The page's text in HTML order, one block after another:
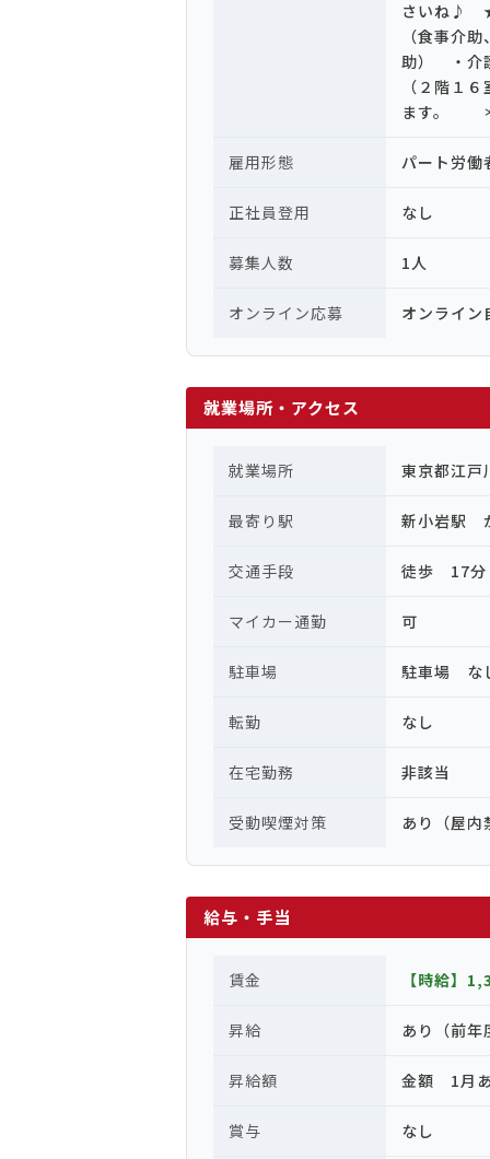
さいね♪ ★
（食事介
助） ・介
（２階１
ます。 ＊
雇用形態 パート労働
正社員登用 なし
募集人数 1人
オンライン応募 オンライン
就業場所・アクセス
就業場所 東京都江
最寄り駅 新小岩駅
交通手段 徒歩 17分
マイカー通勤 可
駐車場 駐車場 な
転勤 なし
在宅勤務 非該当
受動喫煙対策 あり（屋内
給与・手当
賃金 【時給】
昇給 あり（前
昇給額 金額 1月あ
賞与 なし